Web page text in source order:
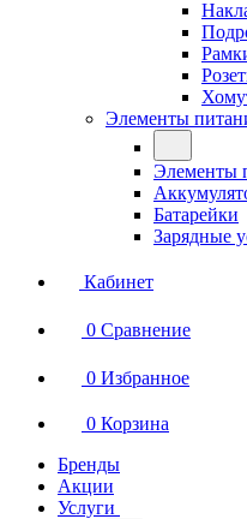
Элементы
Элементы
Батарейки
Зарядные
Кабинет
0 Сравнение
0 Избранное
0 Корзина
Бренды
Акции
Услуги